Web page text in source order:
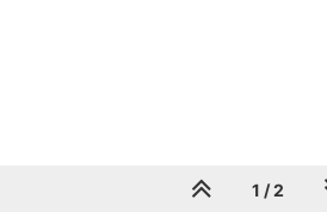
1 / 2